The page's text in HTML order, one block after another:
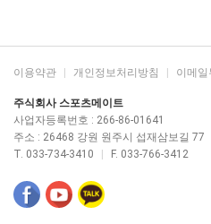
이용약관 개인정보처리방침 이메
주식회사 스포츠메이트
사업자등록번호 : 266-86-01641
주소 : 26468 강원 원주시 섭재삼보길 77
T. 033-734-3410
F. 033-766-3412